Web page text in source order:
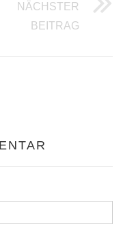
WORDPRESS
NÄCHSTER
BEITRAG